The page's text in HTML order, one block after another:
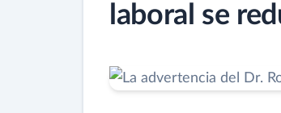
laboral se